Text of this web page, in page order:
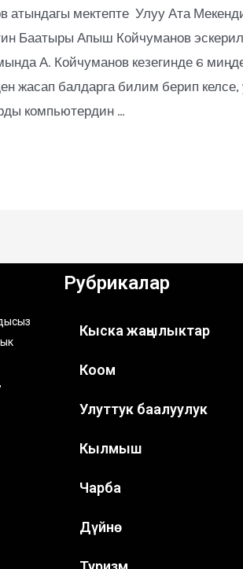
мектепте Улуу Ата
Баатыры Апыш Койчуманов
А. Койчуманов кезегинде 6
жасап балдарга билим берип келсе,
компьютердин …
Рубрикалар
Кыска жаңылыктар
Коом
Улуттук баалуулук
Кылмыш
Чарба
Дүйнө